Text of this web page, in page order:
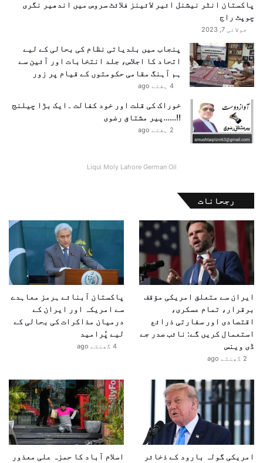
پاکستان انٹر نیشنل ائیر لائینز فلائٹ سروس میں اندھیر نگری
چوپٹ راج
جولائی 7, 2023
پنجاب میں بلدیاتی نظام کی بحالی کے لیے
اتحاد کا اجلاس، جلد انتخابات اور آئین سے
ہم آہنگ مقامی حکومتوں کے قیام پر زور
4 ہفتے ago
خوراک کی قلت اور خود کفالت ۔ایک بڑا چیلنج
!!……پیر مشتاق رضوی
2 ہفتے ago
Liqui Moly Lahore German Oil
رجحانات
ایران سے متعلق امریکی مؤقف
برقرار، تمام عسکری،
اقتصادی اور سفارتی ذرائع
استعمال کریں گے: نائب صدر جے
ڈی وینس
2 گھنٹے ago
پاکستان آبنائے ہرمز معاہدے
سے امریکہ اور ایران کے
درمیان مذاکرات کی بحالی کے
لیے پُرامید
4 گھنٹے ago
امریکی گولہ بارود کے ذخائر
اسلام آباد کا حمزہ علی معذور